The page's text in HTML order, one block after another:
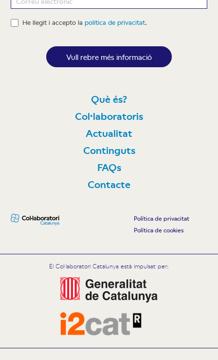
He llegit i accepto lapolítica de privacitat.
Vull rebre més informació
Què és?
Col·laboratoris
Actualitat
Continguts
FAQs
Contacte
Política de privacitat
Política de cookies
El Col·laboratori Catalunya està impulsat per: